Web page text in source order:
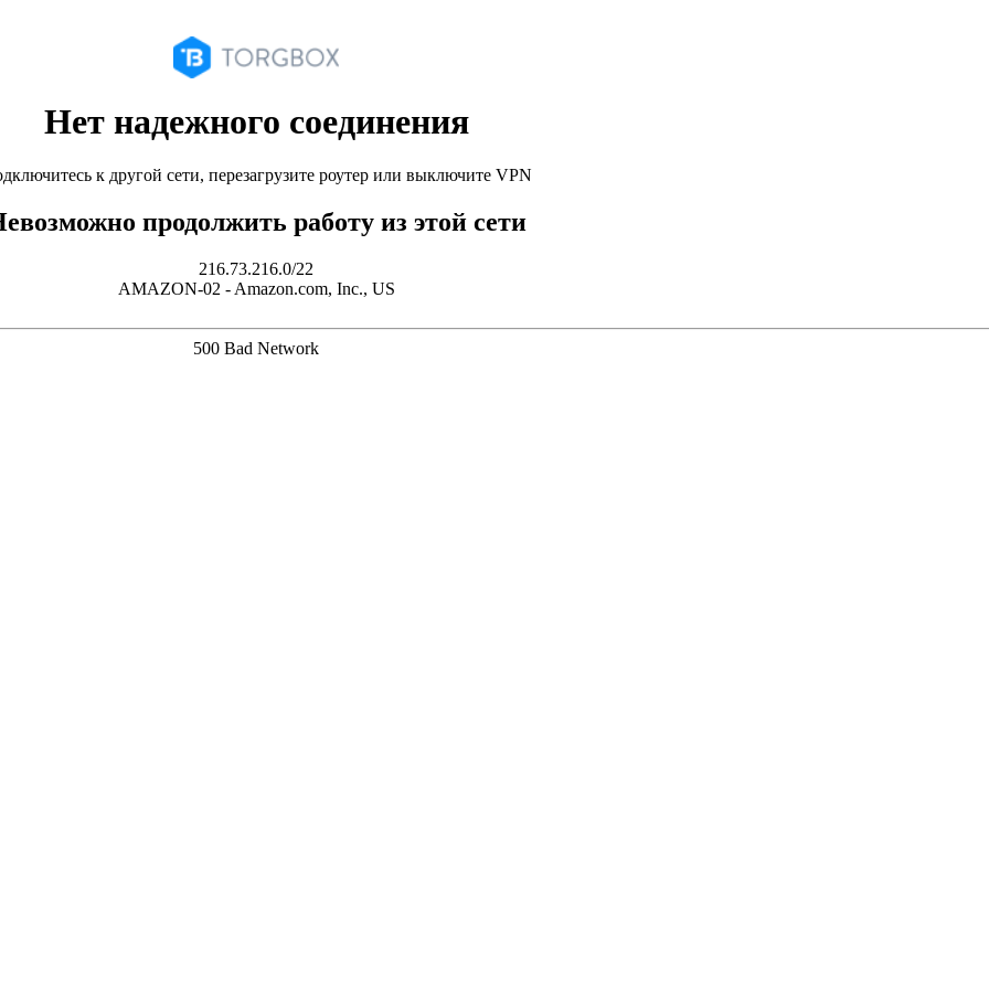
Нет надежного соединения
к другой сети, перезагрузите роутер или выключите VPN
продолжить работу из этой сети
216.73.216.0/22
AMAZON-02 - Amazon.com, Inc., US
500 Bad Network